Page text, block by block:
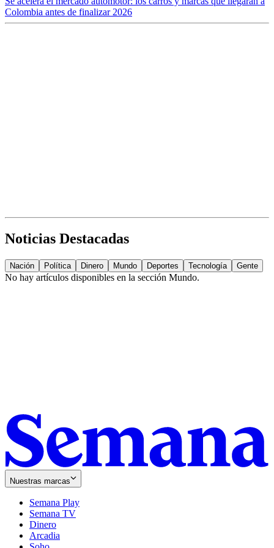
Colombia antes de finalizar 2026
Noticias Destacadas
Nación Política Dinero Mundo Deportes Tecnología Gente
No hay artículos disponibles en la sección Mundo.
Nuestras marcas
Semana Play
Semana TV
Dinero
Arcadia